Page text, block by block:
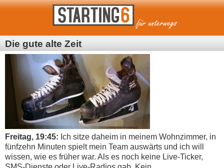
Die gute alte Zeit
Freitag, 19:45: Ich sitze daheim in meinem Wohnzimmer, in
fünfzehn Minuten spielt mein Team auswärts und ich will
wissen, wie es früher war. Als es noch keine Live-Ticker,